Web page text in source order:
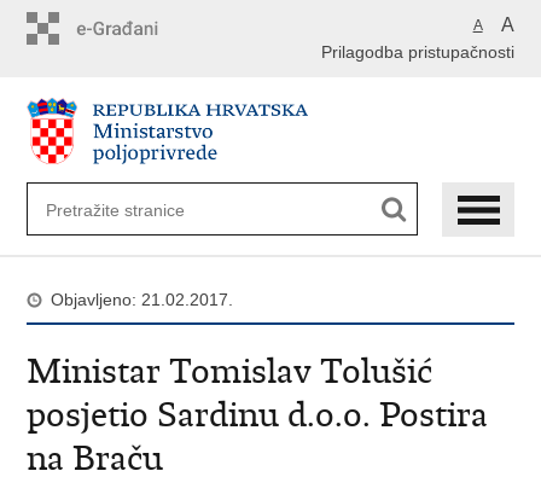
A A
Prilagodba pristupačnosti
Objavljeno: 21.02.2017.
Ministar Tomislav Tolušić
posjetio Sardinu d.o.o. Postira
na Braču